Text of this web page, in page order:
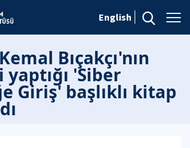
English
Bıçakçı'nın
'Siber
Giriş' başlıklı kitap